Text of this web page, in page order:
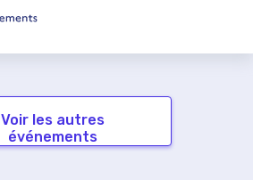
Voir les autres
événements